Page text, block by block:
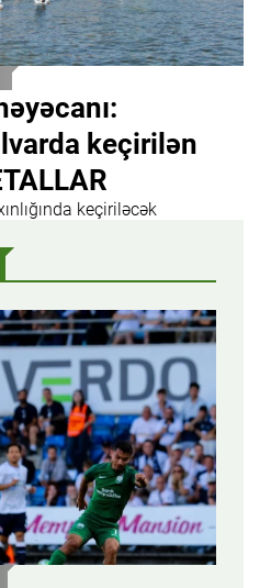
keçirilən
keçiriləcək